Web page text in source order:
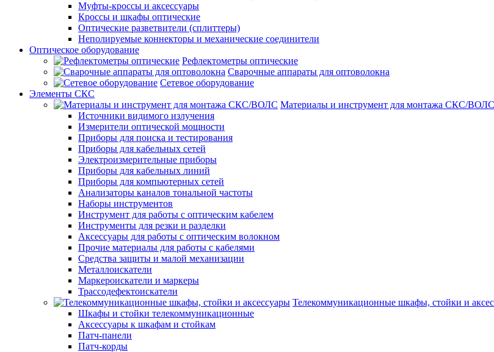
Муфты-кроссы и аксессуары
Кроссы и шкафы оптические
Оптические разветвители (сплиттеры)
Неполируемые коннекторы и механические соединители
Оптическое оборудование
Рефлектометры оптические
Сварочные аппараты для оптоволокна
Сетевое оборудование
Элементы СКС
Материалы и инструмент для монтажа СКС/ВОЛС
Источники видимого излучения
Измерители оптической мощности
Приборы для поиска и тестирования
Приборы для кабельных сетей
Электроизмерительные приборы
Приборы для кабельных линий
Приборы для компьютерных сетей
Анализаторы каналов тональной частоты
Наборы инструментов
Инструмент для работы с оптическим кабелем
Инструменты для резки и разделки
Аксессуары для работы с оптическим волокном
Прочие материалы для работы с кабелями
Средства защиты и малой механизации
Металлоискатели
Маркероискатели и маркеры
Трассодефектоискатели
Телекоммуникационные шкафы, стойки и
Шкафы и стойки телекоммуникационные
Аксессуары к шкафам и стойкам
Патч-панели
Патч-корды